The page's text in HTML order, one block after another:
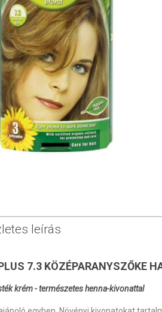
leírás
7.3 KÖZÉPARANYSZŐKE
krém - természetes henna-kivonattal